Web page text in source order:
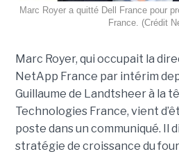
Marc Royer a quitté Dell France pour
France. (Crédit
Marc Royer, qui occupait la
NetApp France par intérim
Guillaume de Landtsheer à la
Technologies France, vient
poste dans un communiqué. Il
stratégie de croissance du